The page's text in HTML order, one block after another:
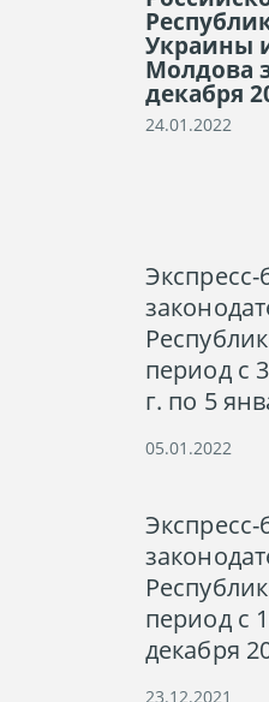
Украины
Молдова
декабря
24.01.2022
период с
г. по 5
05.01.2022
период с
декабря
23.12.2021